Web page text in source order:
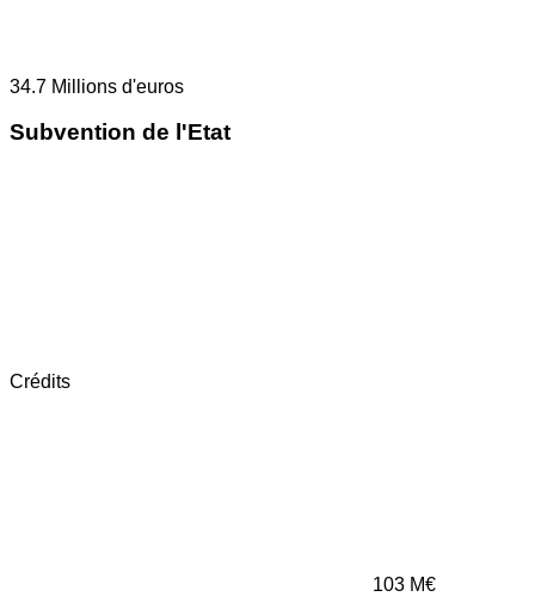
34.7 Millions d'euros
Subvention de l'Etat
Crédits
103 M€